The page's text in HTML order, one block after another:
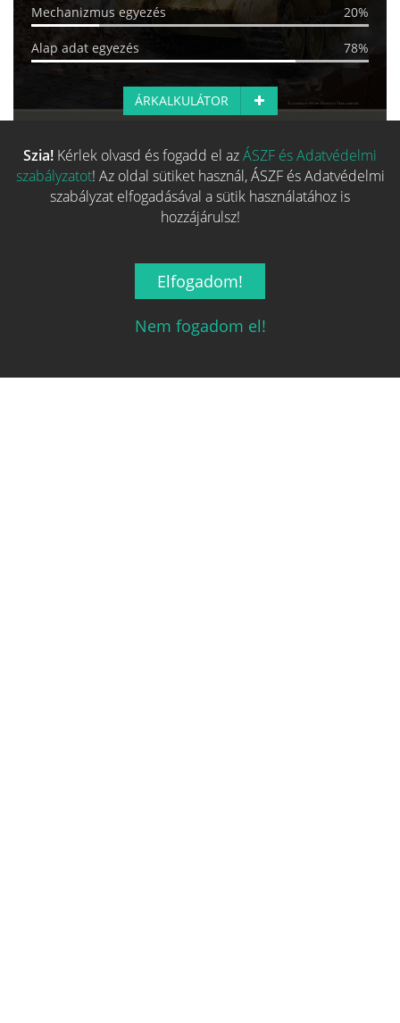
Mechanizmus egyezés
20%
Alap adat egyezés 78%
ÁRKALKULÁTOR
Több hasonló játék keresése
Szia! Kérlek olvasd és fogadd el azÁSZF és Adatvédelmi
szabályzatot! Az oldal sütiket használ, ÁSZF és Adatvédelmi
szabályzat elfogadásával a sütik használatához is
hozzájárulsz!
Elfogadom!
Nem fogadom el!